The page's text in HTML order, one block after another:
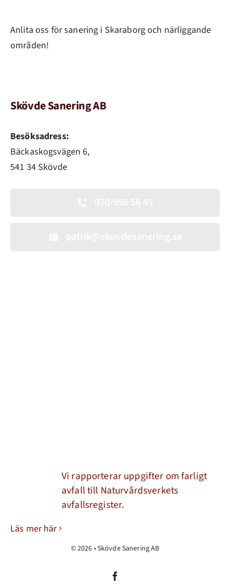
Anlita oss för sanering i Skaraborg och närliggande
områden!
Skövde Sanering AB
Besöksadress:
Bäckaskogsvägen 6,
541 34 Skövde
Vi rapporterar uppgifter om farligt
avfall till Naturvårdsverkets
avfallsregister.
Läs mer här
© 2026 • Skövde Sanering AB